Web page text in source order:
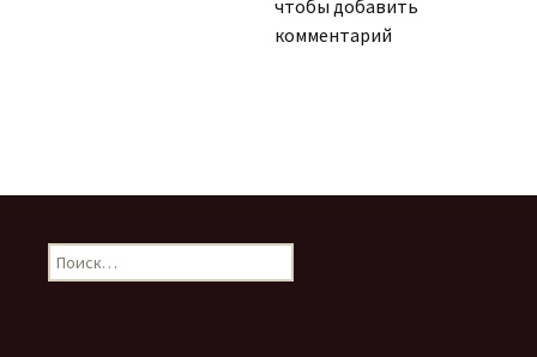
чтобы добавить
комментарий
Н
а